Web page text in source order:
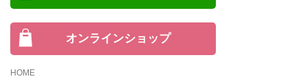
オンラインショップ
HOME